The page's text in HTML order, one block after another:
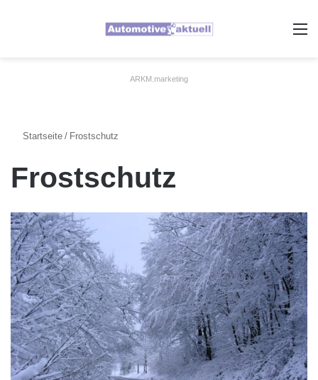
ARKM.marketing
Startseite / Frostschutz
Frostschutz